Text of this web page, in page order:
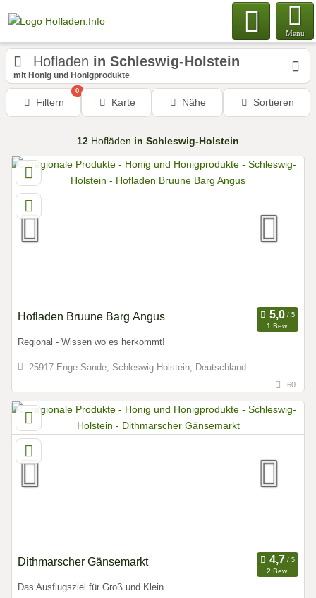
Menu
Hofladen in Schleswig-Holstein
mit Honig und Honigprodukte
Filtern
0
Karte Nähe Sortieren
12 Hofläden in Schleswig-Holstein
Hofladen Bruune Barg Angus
1 Bew.
Regional - Wissen wo es herkommt!
25917 Enge-Sande, Schleswig-Holstein, Deutschland
60
Dithmarscher Gänsemarkt
2 Bew.
Das Ausflugsziel für Groß und Klein